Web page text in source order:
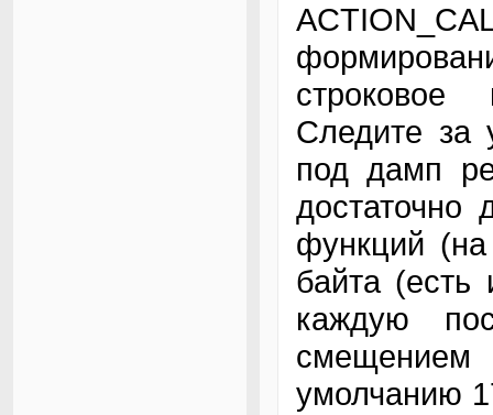
Следите за
под дамп
достаточно
функций
байта
каждую
смещением
умолчанию